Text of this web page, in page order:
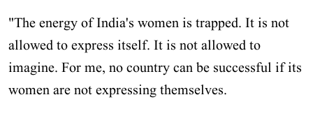
"The energy of India's women is trapped. It is not
allowed to express itself. It is not allowed to
imagine. For me, no country can be successful if its
women are not expressing themselves.